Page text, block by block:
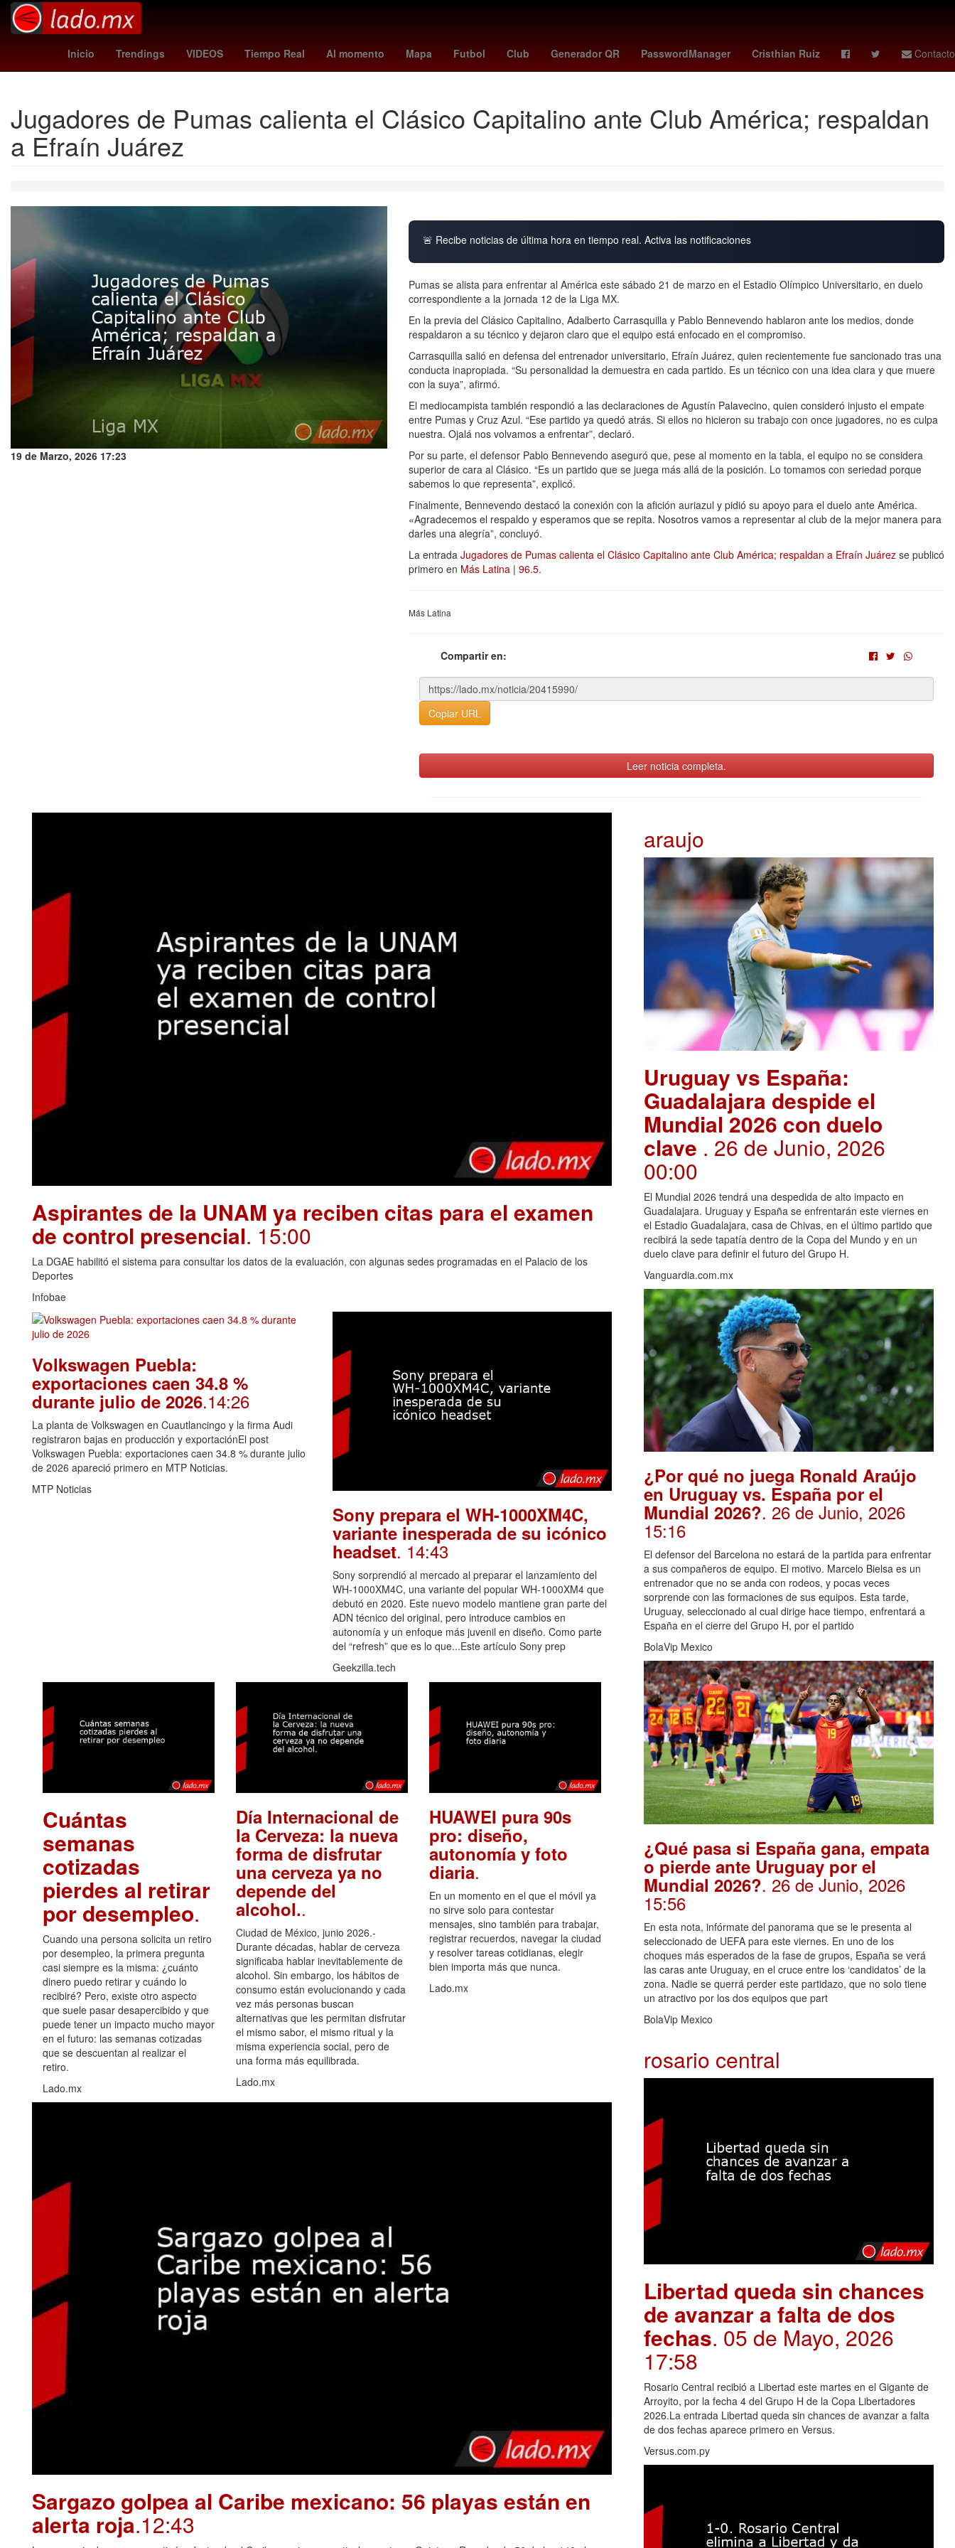
Inicio Trendings VIDEOS Tiempo Real Al momento Mapa Futbol Club Generador QR PasswordManager Cristhian Ruiz Contacto
avioneta nazca Gobierno pirlo Temporada España 26 de marzo Vinícius Júnior ipab nantes vs Mette Frederiksen
Jugadores de Pumas calienta el Clásico Capitalino ante Club América; respaldan
a Efraín Juárez
19 de Marzo, 2026 17:23
🚨 Recibe noticias de última hora en tiempo real. Activa las notificaciones
Pumas se alista para enfrentar al América este sábado 21 de marzo en el Estadio Olímpico Universitario, en duelo
correspondiente a la jornada 12 de la Liga MX.
En la previa del Clásico Capitalino, Adalberto Carrasquilla y Pablo Bennevendo hablaron ante los medios, donde
respaldaron a su técnico y dejaron claro que el equipo está enfocado en el compromiso.
Carrasquilla salió en defensa del entrenador universitario, Efraín Juárez, quien recientemente fue sancionado tras una
conducta inapropiada. “Su personalidad la demuestra en cada partido. Es un técnico con una idea clara y que muere
con la suya”, afirmó.
El mediocampista también respondió a las declaraciones de Agustín Palavecino, quien consideró injusto el empate
entre Pumas y Cruz Azul. “Ese partido ya quedó atrás. Si ellos no hicieron su trabajo con once jugadores, no es culpa
nuestra. Ojalá nos volvamos a enfrentar”, declaró.
Por su parte, el defensor Pablo Bennevendo aseguró que, pese al momento en la tabla, el equipo no se considera
superior de cara al Clásico. “Es un partido que se juega más allá de la posición. Lo tomamos con seriedad porque
sabemos lo que representa”, explicó.
Finalmente, Bennevendo destacó la conexión con la afición auriazul y pidió su apoyo para el duelo ante América.
«Agradecemos el respaldo y esperamos que se repita. Nosotros vamos a representar al club de la mejor manera para
darles una alegría”, concluyó.
La entrada Jugadores de Pumas calienta el Clásico Capitalino ante Club América; respaldan a Efraín Juárez se publicó
primero en Más Latina | 96.5.
Más Latina
Compartir en:
Copiar URL
Leer noticia completa.
Aspirantes de la UNAM ya reciben citas para el examen
de control presencial. 15:00
La DGAE habilitó el sistema para consultar los datos de la evaluación, con algunas sedes programadas en el Palacio de los
Deportes
Infobae
Volkswagen Puebla:
exportaciones caen 34.8 %
durante julio de 2026.14:26
La planta de Volkswagen en Cuautlancingo y la firma Audi
registraron bajas en producción y exportaciónEl post
Volkswagen Puebla: exportaciones caen 34.8 % durante julio
de 2026 apareció primero en MTP Noticias.
MTP Noticias
Sony prepara el WH-1000XM4C,
variante inesperada de su icónico
headset. 14:43
Sony sorprendió al mercado al preparar el lanzamiento del
WH-1000XM4C, una variante del popular WH-1000XM4 que
debutó en 2020. Este nuevo modelo mantiene gran parte del
ADN técnico del original, pero introduce cambios en
autonomía y un enfoque más juvenil en diseño. Como parte
del “refresh” que es lo que...Este artículo Sony prep
Geekzilla.tech
Cuántas
semanas
cotizadas
pierdes al retirar
por desempleo.
Cuando una persona solicita un retiro
por desempleo, la primera pregunta
casi siempre es la misma: ¿cuánto
dinero puedo retirar y cuándo lo
recibiré? Pero, existe otro aspecto
que suele pasar desapercibido y que
puede tener un impacto mucho mayor
en el futuro: las semanas cotizadas
que se descuentan al realizar el
retiro.
Lado.mx
Día Internacional de
la Cerveza: la nueva
forma de disfrutar
una cerveza ya no
depende del
alcohol..
Ciudad de México, junio 2026.-
Durante décadas, hablar de cerveza
significaba hablar inevitablemente de
alcohol. Sin embargo, los hábitos de
consumo están evolucionando y cada
vez más personas buscan
alternativas que les permitan disfrutar
el mismo sabor, el mismo ritual y la
misma experiencia social, pero de
una forma más equilibrada.
Lado.mx
HUAWEI pura 90s
pro: diseño,
autonomía y foto
diaria.
En un momento en el que el móvil ya
no sirve solo para contestar
mensajes, sino también para trabajar,
registrar recuerdos, navegar la ciudad
y resolver tareas cotidianas, elegir
bien importa más que nunca.
Lado.mx
Sargazo golpea al Caribe mexicano: 56 playas están en
alerta roja.12:43
araujo
Uruguay vs España:
Guadalajara despide el
Mundial 2026 con duelo
clave . 26 de Junio, 2026
00:00
El Mundial 2026 tendrá una despedida de alto impacto en
Guadalajara. Uruguay y España se enfrentarán este viernes en
el Estadio Guadalajara, casa de Chivas, en el último partido que
recibirá la sede tapatía dentro de la Copa del Mundo y en un
duelo clave para definir el futuro del Grupo H.
Vanguardia.com.mx
¿Por qué no juega Ronald Araújo
en Uruguay vs. España por el
Mundial 2026?. 26 de Junio, 2026
15:16
El defensor del Barcelona no estará de la partida para enfrentar
a sus compañeros de equipo. El motivo. Marcelo Bielsa es un
entrenador que no se anda con rodeos, y pocas veces
sorprende con las formaciones de sus equipos. Esta tarde,
Uruguay, seleccionado al cual dirige hace tiempo, enfrentará a
España en el cierre del Grupo H, por el partido
BolaVip Mexico
¿Qué pasa si España gana, empata
o pierde ante Uruguay por el
Mundial 2026?. 26 de Junio, 2026
15:56
En esta nota, infórmate del panorama que se le presenta al
seleccionado de UEFA para este viernes. En uno de los
choques más esperados de la fase de grupos, España se verá
las caras ante Uruguay, en el cruce entre los ‘candidatos’ de la
zona. Nadie se querrá perder este partidazo, que no solo tiene
un atractivo por los dos equipos que part
BolaVip Mexico
rosario central
Libertad queda sin chances
de avanzar a falta de dos
fechas. 05 de Mayo, 2026
17:58
Rosario Central recibió a Libertad este martes en el Gigante de
Arroyito, por la fecha 4 del Grupo H de la Copa Libertadores
2026.La entrada Libertad queda sin chances de avanzar a falta
de dos fechas aparece primero en Versus.
Versus.com.py